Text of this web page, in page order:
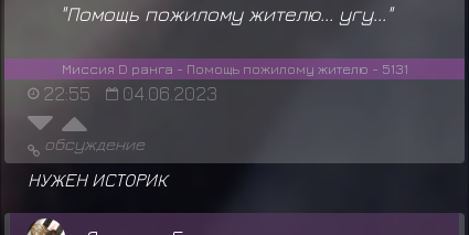
"Помощь пожилому жителю... угу..."
Миссия D ранга - Помощь пожилому жителю - 5131
22:55 04.06.2023
обсуждение
НУЖЕН ИСТОРИК